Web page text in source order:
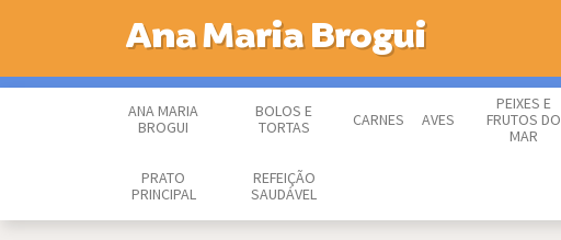
Ana Maria Brogui
ANA MARIA
BROGUI
BOLOS E
TORTAS
CARNES AVES
PEIXES E
FRUTOS DO
MAR
PRATO
PRINCIPAL
REFEIÇÃO
SAUDÁVEL